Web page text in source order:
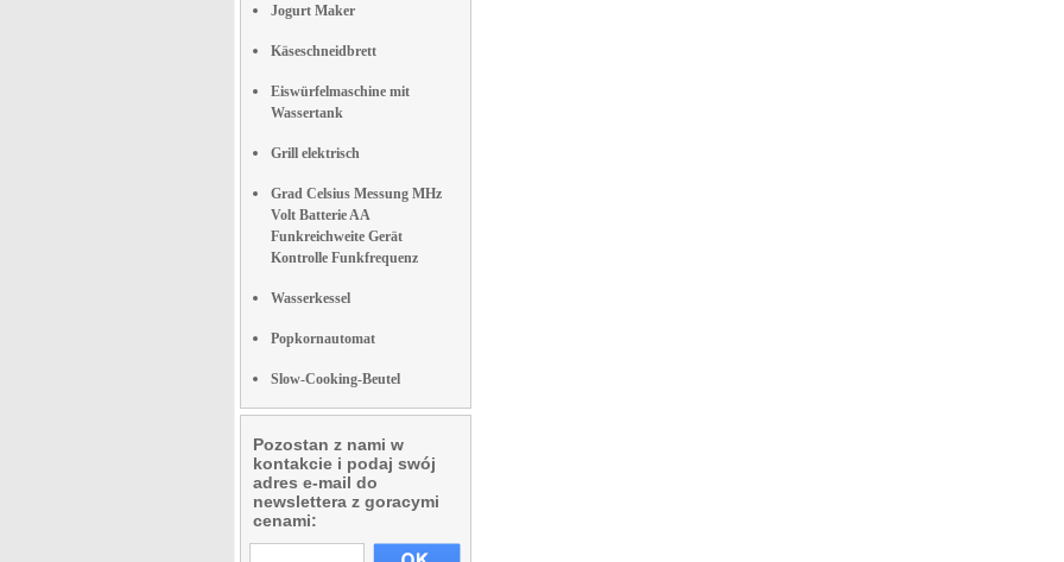
Jogurt Maker
Käseschneidbrett
Eiswürfelmaschine mit
Wassertank
Grill elektrisch
Grad Celsius Messung MHz
Volt Batterie AA
Funkreichweite Gerät
Kontrolle Funkfrequenz
Wasserkessel
Popkornautomat
Slow-Cooking-Beutel
Pozostan z nami w
kontakcie i podaj swój
adres e-mail do
newslettera z goracymi
cenami: